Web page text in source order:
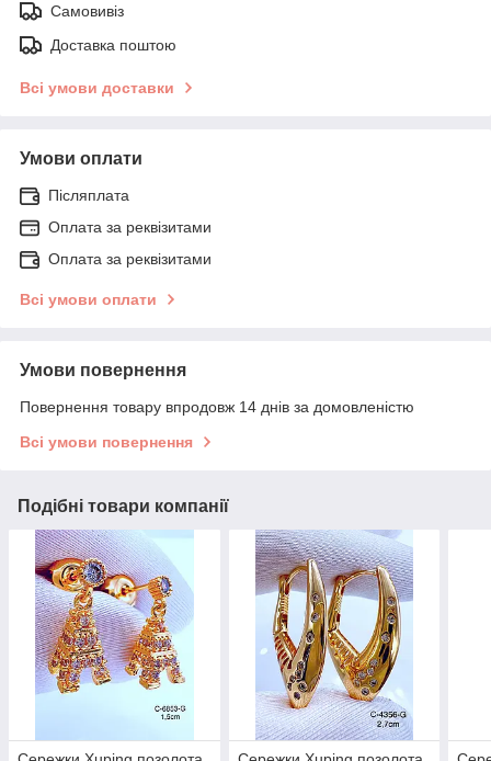
Самовивіз
Доставка поштою
Всі умови доставки
Умови оплати
Післяплата
Оплата за реквізитами
Оплата за реквізитами
Всі умови оплати
Умови повернення
Повернення товару впродовж 14 днів за домовленістю
Всі умови повернення
Подібні товари компанії